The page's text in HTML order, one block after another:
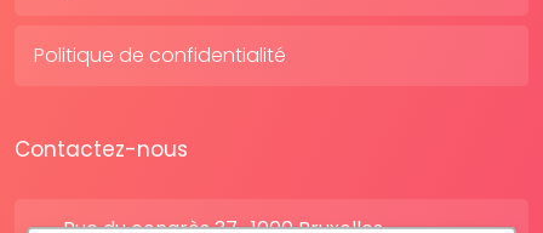
Politique de confidentialité
Contactez-nous